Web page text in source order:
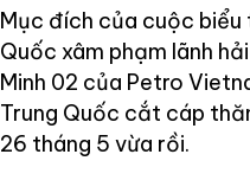
Mục đích của cuộc biểu
Quốc xâm phạm lãnh
Minh 02 của Petro
Trung Quốc cắt cáp
26 tháng 5 vừa rồi.